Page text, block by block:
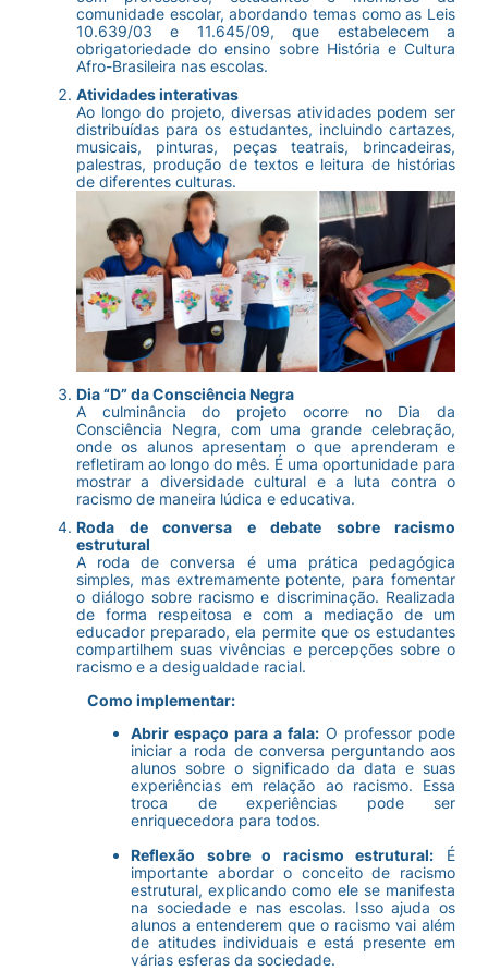
comunidade escolar, abordando temas como as Leis
10.639/03 e 11.645/09, que estabelecem a
obrigatoriedade do ensino sobre História e Cultura
Afro-Brasileira nas escolas.
Atividades interativas
Ao longo do projeto, diversas atividades podem ser
distribuídas para os estudantes, incluindo cartazes,
musicais, pinturas, peças teatrais, brincadeiras,
palestras, produção de textos e leitura de histórias
de diferentes culturas.
Dia “D” da Consciência Negra
A culminância do projeto ocorre no Dia da
Consciência Negra, com uma grande celebração,
onde os alunos apresentam o que aprenderam e
refletiram ao longo do mês. É uma oportunidade para
mostrar a diversidade cultural e a luta contra o
racismo de maneira lúdica e educativa.
Roda de conversa e debate sobre racismo
estrutural
A roda de conversa é uma prática pedagógica
simples, mas extremamente potente, para fomentar
o diálogo sobre racismo e discriminação. Realizada
de forma respeitosa e com a mediação de um
educador preparado, ela permite que os estudantes
compartilhem suas vivências e percepções sobre o
racismo e a desigualdade racial.
Como implementar:
Abrir espaço para a fala: O professor pode
iniciar a roda de conversa perguntando aos
alunos sobre o significado da data e suas
experiências em relação ao racismo. Essa
troca de experiências pode ser
enriquecedora para todos.
Reflexão sobre o racismo estrutural: É
importante abordar o conceito de racismo
estrutural, explicando como ele se manifesta
na sociedade e nas escolas. Isso ajuda os
alunos a entenderem que o racismo vai além
de atitudes individuais e está presente em
várias esferas da sociedade.